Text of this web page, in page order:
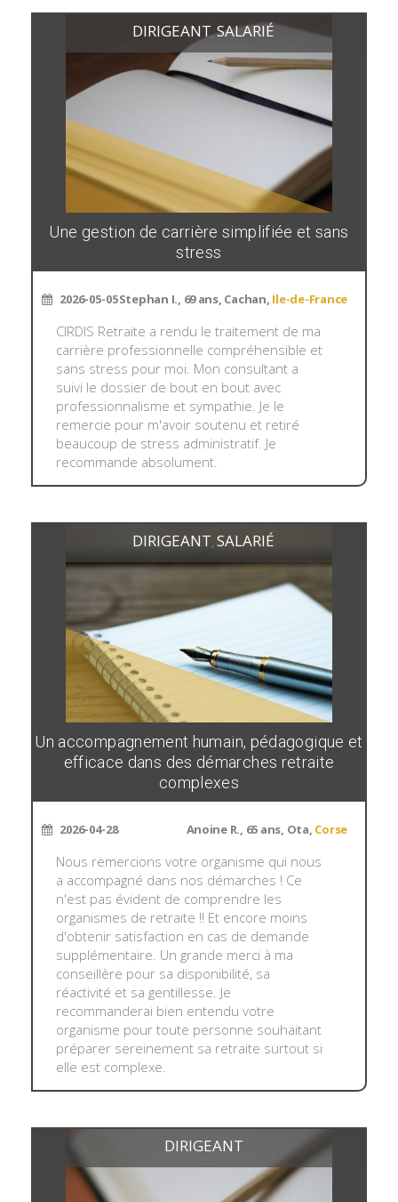
DIRIGEANT,SALARIÉ
Une gestion de carrière simplifiée et sans
stress
2026-05-05Stephan I., 69 ans, Cachan, Ile-de-France
CIRDIS Retraite a rendu le traitement de ma
carrière professionnelle compréhensible et
sans stress pour moi. Mon consultant a
suivi le dossier de bout en bout avec
professionnalisme et sympathie. Je le
remercie pour m'avoir soutenu et retiré
beaucoup de stress administratif. Je
recommande absolument.
DIRIGEANT, SALARIÉ
Un accompagnement humain, pédagogique et
efficace dans des démarches retraite
complexes
2026-04-28 Anoine R., 65 ans, Ota, Corse
Nous remercions votre organisme qui nous
a accompagné dans nos démarches ! Ce
n'est pas évident de comprendre les
organismes de retraite !! Et encore moins
d'obtenir satisfaction en cas de demande
supplémentaire. Un grande merci à ma
conseillère pour sa disponibilité, sa
réactivité et sa gentillesse. Je
recommanderai bien entendu votre
organisme pour toute personne souhaitant
préparer sereinement sa retraite surtout si
elle est complexe.
DIRIGEANT